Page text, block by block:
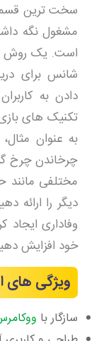
سخت ترین
مشغول نگه
است. یک روش
شانس برای
دادن به
تکنیک های
به عنوان
چرخاندن چرخ
مختلفی مانند
دیگر را ارائه
وفاداری
خود افزایش
ویژگی ‌­های
سازگار با